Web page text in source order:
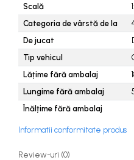
Scală
Categoria de vârstă de la
De jucat
Tip vehicul
Lățime fără ambalaj
Lungime fără ambalaj
Înălțime fără ambalaj
Informatii conformitate produs
Review-uri (0)